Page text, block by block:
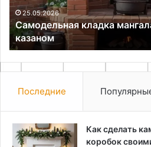
20.11.2025
Вспененный линолеум
Последние
Как сделать
коробок